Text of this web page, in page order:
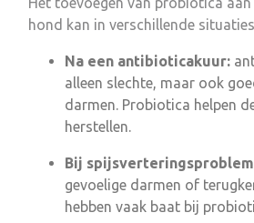
hond kan in verschillende
Na een antibioticakuur:
alleen slechte, maar ook
darmen. Probiotica helpen
herstellen.
Bij
gevoelige darmen of
hebben vaak baat bij